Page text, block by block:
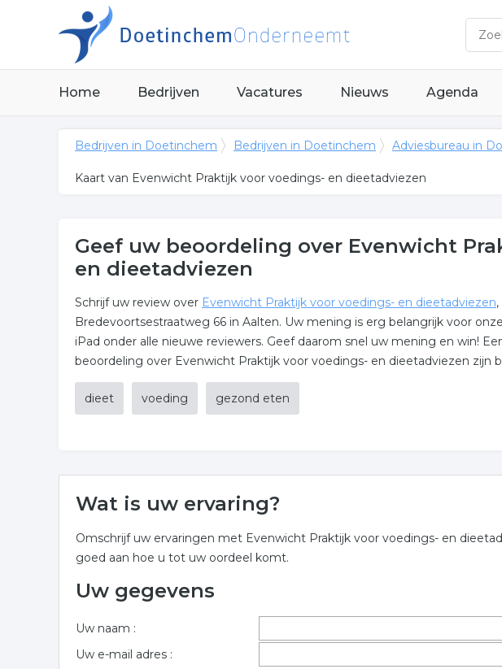
Home Bedrijven Vacatures Nieuws Agenda
Bedrijven in Doetinchem Bedrijven in Doetinchem Adviesbureau in
Kaart van Evenwicht Praktijk voor voedings- en dieetadviezen
Geef uw beoordeling over Evenwicht
en dieetadviezen
Schrijf uw review over Evenwicht Praktijk voor voedings- en dieetadviezen
Bredevoortsestraatweg 66 in Aalten. Uw mening is erg belangrijk voor
iPad onder alle nieuwe reviewers. Geef daarom snel uw mening en win!
beoordeling over Evenwicht Praktijk voor voedings- en dieetadviezen zijn
dieet voeding gezond eten
Wat is uw ervaring?
Omschrijf uw ervaringen met Evenwicht Praktijk voor voedings- en
goed aan hoe u tot uw oordeel komt.
Uw gegevens
Uw naam :
Uw e-mail adres :